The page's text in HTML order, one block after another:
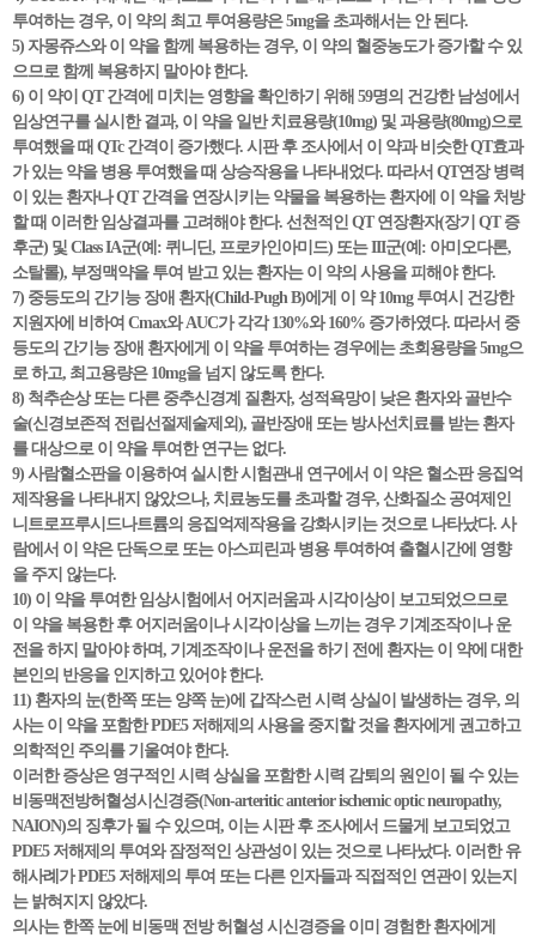
투여하는 경우, 이 약의 최고 투여용량은 5mg을 초과해서는 안 된다.
5) 자몽쥬스와 이 약을 함께 복용하는 경우, 이 약의 혈중농도가 증가할 수 있
으므로 함께 복용하지 말아야 한다.
6) 이 약이 QT 간격에 미치는 영향을 확인하기 위해 59명의 건강한 남성에서
임상연구를 실시한 결과, 이 약을 일반 치료용량(10mg) 및 과용량(80mg)으로
투여했을 때 QTc 간격이 증가했다. 시판 후 조사에서 이 약과 비슷한 QT효과
가 있는 약을 병용 투여했을 때 상승작용을 나타내었다. 따라서 QT연장 병력
이 있는 환자나 QT 간격을 연장시키는 약물을 복용하는 환자에 이 약을 처방
할 때 이러한 임상결과를 고려해야 한다. 선천적인 QT 연장환자(장기 QT 증
후군) 및 Class IA군(예: 퀴니딘, 프로카인아미드) 또는 III군(예: 아미오다론,
소탈롤), 부정맥약을 투여 받고 있는 환자는 이 약의 사용을 피해야 한다.
7) 중등도의 간기능 장애 환자(Child-Pugh B)에게 이 약 10mg 투여시 건강한
지원자에 비하여 Cmax와 AUC가 각각 130%와 160% 증가하였다. 따라서 중
등도의 간기능 장애 환자에게 이 약을 투여하는 경우에는 초회용량을 5mg으
로 하고, 최고용량은 10mg을 넘지 않도록 한다.
8) 척추손상 또는 다른 중추신경계 질환자, 성적욕망이 낮은 환자와 골반수
술(신경보존적 전립선절제술제외), 골반장애 또는 방사선치료를 받는 환자
를 대상으로 이 약을 투여한 연구는 없다.
9) 사람혈소판을 이용하여 실시한 시험관내 연구에서 이 약은 혈소판 응집억
제작용을 나타내지 않았으나, 치료농도를 초과할 경우, 산화질소 공여제인
니트로프루시드나트륨의 응집억제작용을 강화시키는 것으로 나타났다. 사
람에서 이 약은 단독으로 또는 아스피린과 병용 투여하여 출혈시간에 영향
을 주지 않는다.
10) 이 약을 투여한 임상시험에서 어지러움과 시각이상이 보고되었으므로
이 약을 복용한 후 어지러움이나 시각이상을 느끼는 경우 기계조작이나 운
전을 하지 말아야 하며, 기계조작이나 운전을 하기 전에 환자는 이 약에 대한
본인의 반응을 인지하고 있어야 한다.
11) 환자의 눈(한쪽 또는 양쪽 눈)에 갑작스런 시력 상실이 발생하는 경우, 의
사는 이 약을 포함한 PDE5 저해제의 사용을 중지할 것을 환자에게 권고하고
의학적인 주의를 기울여야 한다.
이러한 증상은 영구적인 시력 상실을 포함한 시력 감퇴의 원인이 될 수 있는
비동맥전방허혈성시신경증(Non-arteritic anterior ischemic optic neuropathy,
NAION)의 징후가 될 수 있으며, 이는 시판 후 조사에서 드물게 보고되었고
PDE5 저해제의 투여와 잠정적인 상관성이 있는 것으로 나타났다. 이러한 유
해사례가 PDE5 저해제의 투여 또는 다른 인자들과 직접적인 연관이 있는지
는 밝혀지지 않았다.
의사는 한쪽 눈에 비동맥 전방 허혈성 시신경증을 이미 경험한 환자에게